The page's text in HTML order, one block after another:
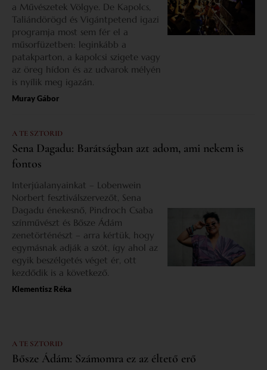
a Művészetek Völgye. De Kapolcs,
Taliándörögd és Vigántpetend igazi
programja most sem fér el a
műsorfüzetben: leginkább a
patakparton, a kapolcsi szigete vagy
az öreg hídon és az udvarok mélyén
is nyílik meg igazán.
Muray Gábor
A TE SZTORID
Sena Dagadu: Barátságban azt adom, ami nekem is
fontos
Interjúalanyainkat – Lobenwein
Norbert fesztiválszervezőt, Sena
Dagadu énekesnő, Pindroch Csaba
színművészt és Bősze Ádám
zenetörténészt – arra kértük, hogy
egymásnak adják a szót, így ahol az
egyik beszélgetés véget ér, ott
kezdődik is a következő.
Klementisz Réka
A TE SZTORID
Bősze Ádám: Számomra ez az éltető erő